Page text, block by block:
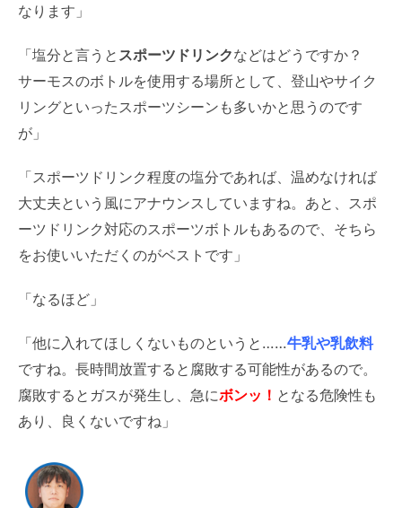
なります」
「塩分と言うと スポーツドリンクなどはどうですか？
サーモスのボトルを使用する場所として、登山やサイク
リングといったスポーツシーンも多いかと思うのです
が」
「スポーツドリンク程度の塩分であれば、温めなければ
大丈夫という風にアナウンスしていますね。あと、スポ
ーツドリンク対応のスポーツボトルもあるので、そちら
をお使いいただくのがベストです」
「なるほど」
「他に入れてほしくないものというと……牛乳や乳飲料
ですね。長時間放置すると腐敗する可能性があるので。
腐敗するとガスが発生し、急にボンッ！ となる危険性も
あり、良くないですね」